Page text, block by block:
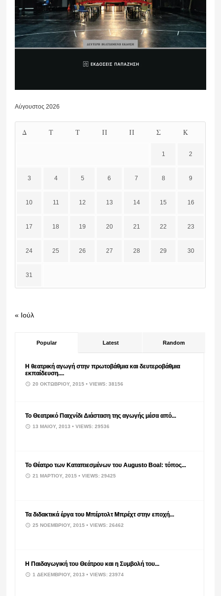
Αύγουστος 2026
Δ Τ Τ Π Π Σ Κ
1 2
3 4 5 6 7 8 9
10 11 12 13 14 15 16
17 18 19 20 21 22 23
24 25 26 27 28 29 30
31
« Ιούλ
Popular Latest Random
Η θεατρική αγωγή στην πρωτοβάθμια και δευτεροβάθμια
εκπαίδευση....
20 ΟΚΤΩΒΡΊΟΥ, 2015• VIEWS: 38156
Το Θεατρικό Παιχνίδι Διάσταση της αγωγής μέσα από...
13 ΜΑΪ́ΟΥ, 2013• VIEWS: 29536
Το Θέατρο των Καταπιεσμένων του Augusto Boal: τόπος...
21 ΜΑΡΤΊΟΥ, 2015• VIEWS: 29425
Τα διδακτικά έργα του Μπέρτολτ Μπρέχτ στην εποχή...
25 ΝΟΕΜΒΡΊΟΥ, 2015• VIEWS: 26462
Η Παιδαγωγική του Θεάτρου και η Συμβολή του...
1 ΔΕΚΕΜΒΡΊΟΥ, 2013• VIEWS: 23974